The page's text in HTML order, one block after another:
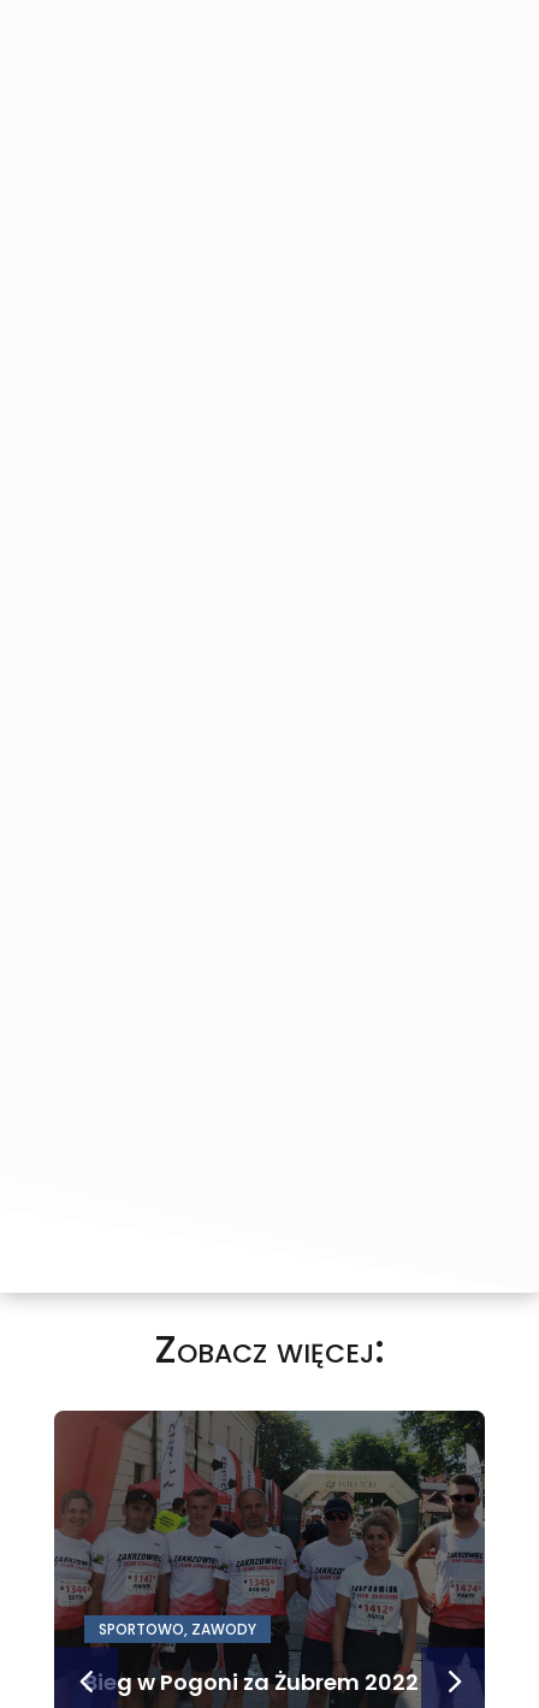
Zobacz więcej:
SPORTOWO, ZAWODY
Bieg w Pogoni za Żubrem 2022